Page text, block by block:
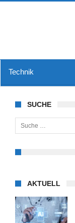
Technik
SUCHE
Suche nach:
AKTUELL